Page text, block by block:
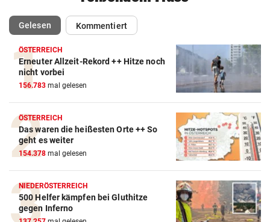
Gelesen(ausgewählt)Kommentiert
ÖSTERREICH
Erneuter Allzeit-Rekord ++ Hitze noch
nicht vorbei
156.783 mal gelesen
ÖSTERREICH
Das waren die heißesten Orte ++ So
geht es weiter
154.378 mal gelesen
NIEDERÖSTERREICH
500 Helfer kämpfen bei Gluthitze
gegen Inferno